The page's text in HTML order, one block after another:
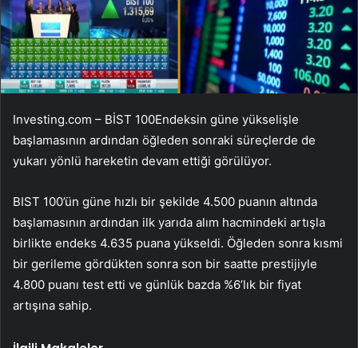
Investing.com – BİST 100Endeksin güne yükselişle
başlamasının ardından öğleden sonraki süreçlerde de
yukarı yönlü hareketin devam ettiği görülüyor.
BIST 100’ün güne hızlı bir şekilde 4.500 puanın altında
başlamasının ardından ilk yarıda alım hacmindeki artışla
birlikte endeks 4.635 puana yükseldi. Öğleden sonra kısmi
bir gerileme gördükten sonra son bir saatte prestijiyle
4.800 puanı test etti ve günlük bazda %6’lık bir fiyat
artışına sahip.